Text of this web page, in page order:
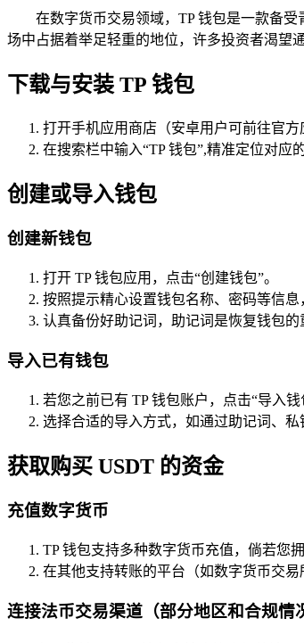
在数字货币交易领域，TP 钱包是一款备
场中占据着举足轻重的地位，许多投资者渴望
下载与安装 TP 钱包
打开手机应用商店（安卓用户可前往官方
在搜索栏中输入“TP 钱包”,精准定位对应
创建或导入钱包
创建新钱包
打开 TP 钱包应用，点击“创建钱包”。
按照提示精心设置钱包名称、密码等信
认真备份好助记词，助记词是恢复钱包
导入已有钱包
若您之前已有 TP 钱包账户，点击“导入钱
选择合适的导入方式，如通过助记词、
获取购买 USDT 的资金
充值数字货币
TP 钱包支持多种数字货币充值，倘若您
在其他支持转账的平台（如数字货币交易
连接法币交易渠道（部分地区和合规情